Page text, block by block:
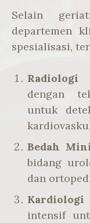
Selain
departemen
spesialisasi,
Radiologi
dengan
untuk
Bedah
bidang
dan
intensif